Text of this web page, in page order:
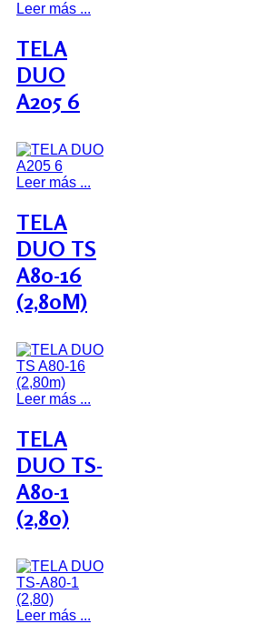
Leer más ...
TELA
DUO
A205 6
Leer más ...
TELA
DUO TS
A80-16
(2,80M)
Leer más ...
TELA
DUO TS-
A80-1
(2,80)
Leer más ...